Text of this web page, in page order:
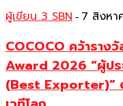
ผู้เขียน 3 SBN - 7 สิงห
COCOCO คว้ารา
Award 2026 “ผู้ป
(Best Exporter)”